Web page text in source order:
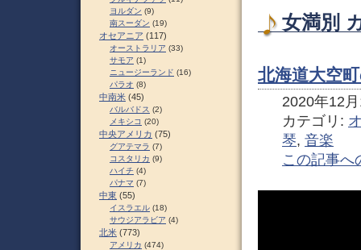
女満別
北海道大空
2020年12
カテゴリ:
琴, 音楽
この記事へ
ヨルダン (9)
南スーダン (19)
オセアニア (117)
オーストラリア (33)
サモア (1)
ニュージーランド (16)
パラオ (8)
中南米 (45)
バルバドス (2)
メキシコ (20)
中央アメリカ (75)
グアテマラ (7)
コスタリカ (9)
ハイチ (4)
パナマ (7)
中東 (55)
イスラエル (18)
サウジアラビア (4)
北米 (773)
アメリカ (474)